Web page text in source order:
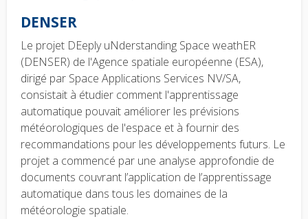
Body
DENSER
Le projet DEeply uNderstanding Space weathER
(DENSER) de l'Agence spatiale européenne (ESA),
dirigé par Space Applications Services NV/SA,
consistait à étudier comment l'apprentissage
automatique pouvait améliorer les prévisions
météorologiques de l'espace et à fournir des
recommandations pour les développements futurs. Le
projet a commencé par une analyse approfondie de
documents couvrant l’application de l’apprentissage
automatique dans tous les domaines de la
météorologie spatiale.